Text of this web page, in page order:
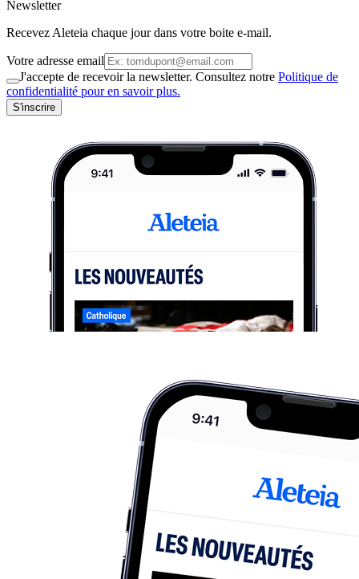
Newsletter
Recevez Aleteia chaque jour dans votre boite e-mail.
Votre adresse email
J'accepte de recevoir la newsletter. Consultez notre Politique de
confidentialité pour en savoir plus.
S'inscrire